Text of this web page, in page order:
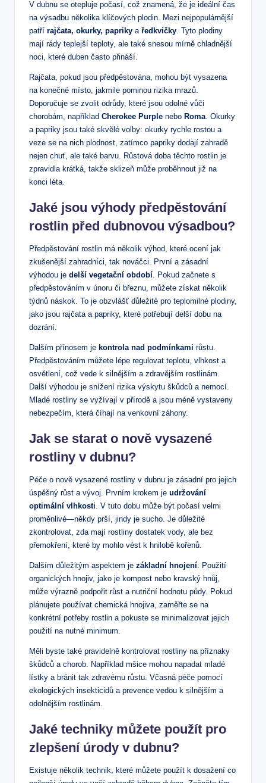
V dubnu se otepluje počasí, což znamená, že je ideální čas
na výsadbu několika klíčových plodin. Mezi nejpopulárnější
patří rajčata, okurky, papriky a ředkvičky. Tyto plodiny
mají rády teplejší teploty, ale také snesou mírně chladnější
noci, které duben často přináší.
Rajčata, pokud jsou předpěstována, mohou být vysazena
na konečné místo, jakmile pominou rizika mrazů.
Doporučuje se zvolit odrůdy, které jsou odolné vůči
chorobám, například Cherokee Purple nebo Roma. Okurky
a papriky jsou také skvělé volby: okurky rychle rostou a
veze se na nich plodnost, zatímco papriky dodají zahradě
nejen chuť, ale také barvu. Růstová doba těchto rostlin je
zpravidla krátká, takže sklizeň může proběhnout již na
konci léta.
Jaké jsou výhody předpěstování
rostlin před dubnovou výsadbou?
Předpěstování rostlin má několik výhod, které ocení jak
zkušenější zahradníci, tak nováčci. První a zásadní
výhodou je delší vegetační období. Pokud začnete s
předpěstováním v únoru či březnu, můžete získat několik
týdnů náskok. To je obzvlášť důležité pro teplomilné plodiny,
jako jsou rajčata a papriky, které potřebují delší dobu na
dozrání.
Dalším přínosem je kontrola nad podmínkami růstu.
Předpěstováním můžete lépe regulovat teplotu, vlhkost a
osvětlení, což vede k silnějším a zdravějším rostlinám.
Další výhodou je snížení rizika výskytu škůdců a nemocí.
Mladé rostliny se vyžívají v přírodě a jsou méně vystaveny
nebezpečím, která číhají na venkovní záhony.
Jak se starat o nově vysazené
rostliny v dubnu?
Péče o nově vysazené rostliny v dubnu je zásadní pro jejich
úspěšný růst a vývoj. Prvním krokem je udržování
optimální vlhkosti. V tuto dobu může být počasí velmi
proměnlivé—někdy prší, jindy je sucho. Je důležité
zkontrolovat, zda mají rostliny dostatek vody, ale bez
přemokření, které by mohlo vést k hnilobě kořenů.
Dalším důležitým aspektem je základní hnojení. Použití
organických hnojiv, jako je kompost nebo kravský hnůj,
může výrazně podpořit růst a nutriční hodnotu půdy. Pokud
plánujete používat chemická hnojiva, zaměřte se na
konkrétní potřeby rostlin a pokuste se minimalizovat jejich
použití na nutné minimum.
Měli byste také pravidelně kontrolovat rostliny na příznaky
škůdců a chorob. Například mšice mohou napadat mladé
lístky a bránit tak zdravému růstu. Včasná péče pomocí
ekologických insekticidů a prevence vedou k silnějším a
odolnějším rostlinám.
Jaké techniky můžete použít pro
zlepšení úrody v dubnu?
Existuje několik technik, které můžete použít k dosažení co